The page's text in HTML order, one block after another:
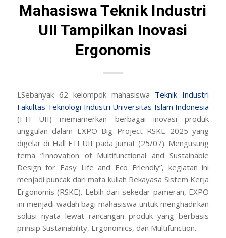
Mahasiswa Teknik Industri
UII Tampilkan Inovasi
Ergonomis
LSebanyak 62 kelompok mahasiswa Teknik Industri
Fakultas Teknologi Industri Universitas Islam Indonesia
(FTI UII) memamerkan berbagai inovasi produk
unggulan dalam EXPO Big Project RSKE 2025 yang
digelar di Hall FTI UII pada Jumat (25/07). Mengusung
tema“Innovation of Multifunctional and Sustainable
Design for Easy Life and Eco Friendly”, kegiatan ini
menjadi puncak dari mata kuliah Rekayasa Sistem Kerja
Ergonomis (RSKE). Lebih dari sekedar pameran, EXPO
ini menjadi wadah bagi mahasiswa untuk menghadirkan
solusi nyata lewat rancangan produk yang berbasis
prinsip Sustainability, Ergonomics, dan Multifunction.